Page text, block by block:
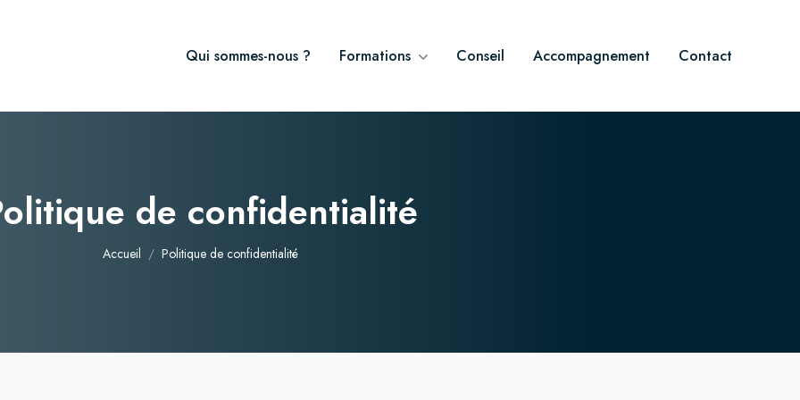
Qui sommes-nous ? Formations Conseil Accompagnement Contact
de confidentialité
Accueil Politique de confidentialité